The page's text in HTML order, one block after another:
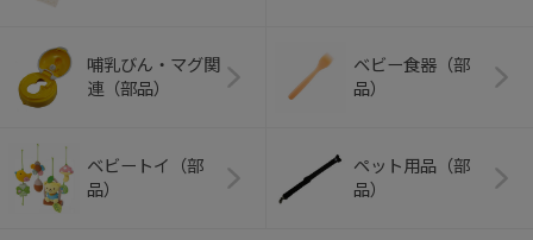
哺乳びん・マグ関
連（部品）
ベビー食器（部
品）
ベビートイ（部
品）
ペット用品（部
品）